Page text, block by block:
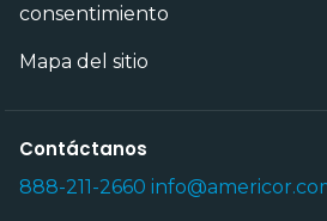
consentimiento
Mapa del sitio
Contáctanos
888-211-2660